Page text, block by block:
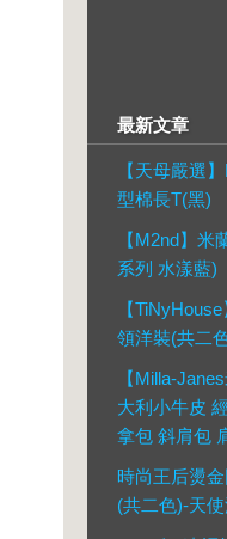
最新文章
【天母嚴選
型棉長T(黑)
【M2nd】米
系列 水漾藍)
【
領洋裝(共二
【Milla-
大利小牛皮
拿包 斜肩包
時尚王后燙
(共二色)-天